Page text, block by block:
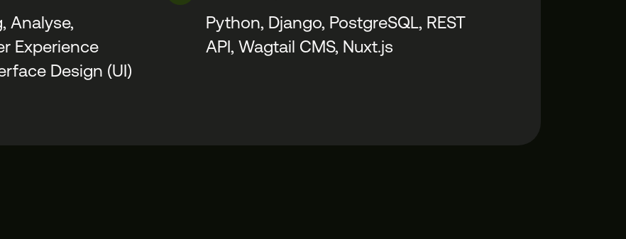
Analyse,
Experience
Design (UI)
Python, Django, PostgreSQL, REST
API, Wagtail CMS, Nuxt.js